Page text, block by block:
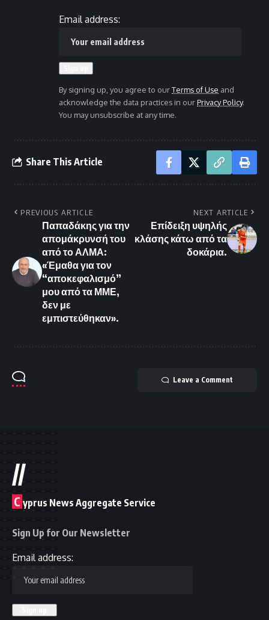
Email address:
By signing up, you agree to ourTerms of Use and
acknowledge the data practices in ourPrivacy Policy.
You may unsubscribe at any time.
Share This Article
PREVIOUS ARTICLE
Παπαδάκης για την
απομάκρυνσή του
από το ΑΛΜΑ:
«Έμαθα για τον
“αποκεφαλισμό”
μου από τα ΜΜΕ,
δεν με
εμπιστεύθηκαν».
NEXT ARTICLE
Επίδειξη υψηλής
κλάσης κάτω από τα
δοκάρια.
Leave a Comment
//
C yprus News Aggregate Service
Sign Up for Our Newsletter
Email address: